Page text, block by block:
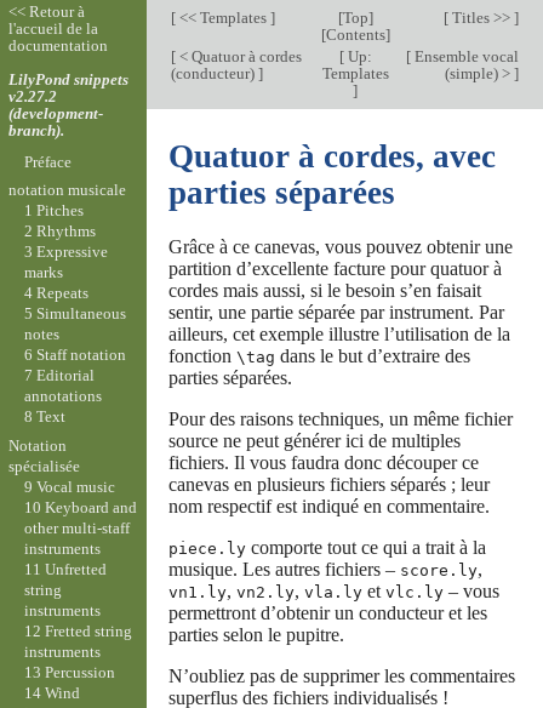
[<< Templates ] [Top]
[Contents]
[Titles >> ]
[< Quatuor à cordes
(conducteur) ]
[Up:
Templates
]
[Ensemble vocal
(simple) > ]
Quatuor à cordes, avec
parties séparées
Grâce à ce canevas, vous pouvez obtenir une
partition d’excellente facture pour quatuor à
cordes mais aussi, si le besoin s’en faisait
sentir, une partie séparée par instrument. Par
ailleurs, cet exemple illustre l’utilisation de la
fonction \tag dans le but d’extraire des
parties séparées.
Pour des raisons techniques, un même fichier
source ne peut générer ici de multiples
fichiers. Il vous faudra donc découper ce
canevas en plusieurs fichiers séparés ; leur
nom respectif est indiqué en commentaire.
piece.lycomporte tout ce qui a trait à la
musique. Les autres fichiers – score.ly,
vn1.ly, vn2.ly, vla.lyet vlc.ly– vous
permettront d’obtenir un conducteur et les
parties selon le pupitre.
N’oubliez pas de supprimer les commentaires
superflus des fichiers individualisés !
<< Retour à
l'accueil de la
documentation
LilyPond snippets
v2.27.2
(development-
branch).
Préface
notation musicale
1 Pitches
2 Rhythms
3 Expressive
marks
4 Repeats
5 Simultaneous
notes
6 Staff notation
7 Editorial
annotations
8 Text
Notation
spécialisée
9 Vocal music
10 Keyboard and
other multi-staff
instruments
11 Unfretted
string
instruments
12 Fretted string
instruments
13 Percussion
14 Wind